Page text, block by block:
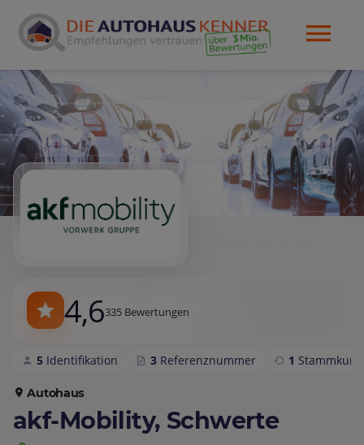
4,6335 Bewertungen
5 Identifikation 3 Referenznummer 1
Autohaus
akf-Mobility, Schwerte